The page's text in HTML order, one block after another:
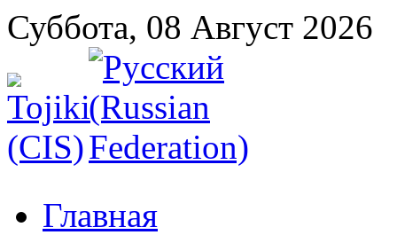
Суббота, 08 Август 2026
Главная